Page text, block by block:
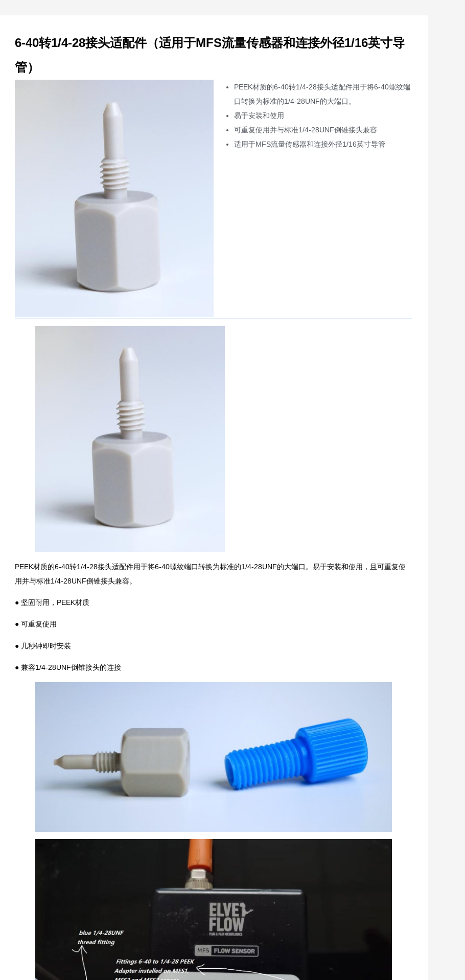
6-40转1/4-28接头适配件（适用于MFS流量传感器和连接外径1/16英寸导
管）
PEEK材质的6-40转1/4-28接头适配件用于将6-40螺纹端
口转换为标准的1/4-28UNF的大端口。
易于安装和使用
可重复使用并与标准1/4-28UNF倒锥接头兼容
适用于MFS流量传感器和连接外径1/16英寸导管
PEEK材质的6-40转1/4-28接头适配件用于将6-40螺纹端口转换为标准的1/4-28UNF的大端口。易于安装和使用，且可重复使
用并与标准1/4-28UNF倒锥接头兼容。
● 坚固耐用，PEEK材质
● 可重复使用
● 几秒钟即时安装
● 兼容1/4-28UNF倒锥接头的连接